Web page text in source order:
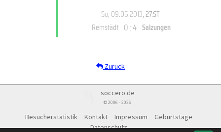
So, 09.06.2013, 27.ST
Remstädt 0 : 4 Salzungen
Zurück
soccero.de
© 2006 - 2026
Besucherstatistik Kontakt Impressum
Geburtstage
Datenschutz